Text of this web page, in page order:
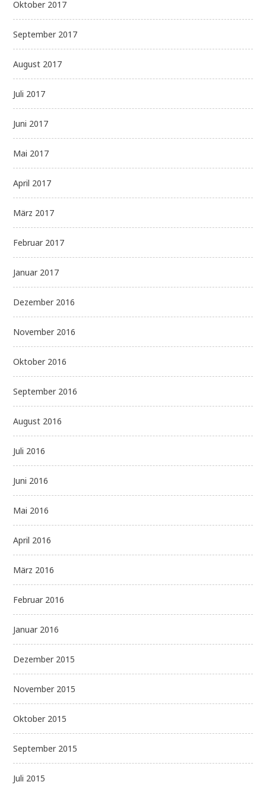
Oktober 2017
September 2017
August 2017
Juli 2017
Juni 2017
Mai 2017
April 2017
März 2017
Februar 2017
Januar 2017
Dezember 2016
November 2016
Oktober 2016
September 2016
August 2016
Juli 2016
Juni 2016
Mai 2016
April 2016
März 2016
Februar 2016
Januar 2016
Dezember 2015
November 2015
Oktober 2015
September 2015
Juli 2015